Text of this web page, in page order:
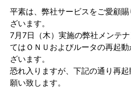
平素は、弊社サービスをご愛顧
ざいます。
7月7日（木）実施の弊社メンテ
てはＯＮＵおよびルータの再起
ざいます。
恐れ入りますが、下記の通り再
願い致します。